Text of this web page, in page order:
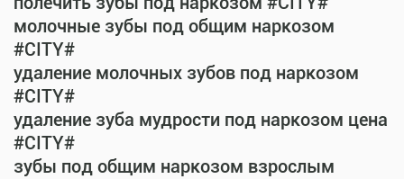
молочные зубы под общим наркозом
#CITY#
удаление молочных зубов под наркозом
#CITY#
удаление зуба мудрости под наркозом цена
#CITY#
зубы под общим наркозом взрослым